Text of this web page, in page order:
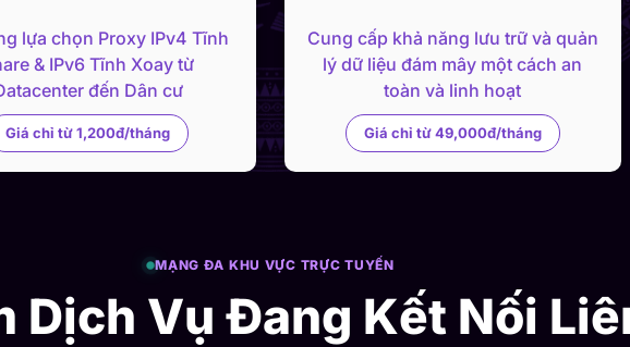
lựa chọn Proxy IPv4 Tĩnh
& IPv6 Tĩnh Xoay từ
đến Dân cư
Giá chỉ từ 1,200đ/tháng
Cung cấp khả năng lưu trữ và quản
lý dữ liệu đám mây một cách an
toàn và linh hoạt
Giá chỉ từ 49,000đ/tháng
MẠNG ĐA KHU VỰC TRỰC TUYẾN
Dịch Vụ Đang Kết Nối